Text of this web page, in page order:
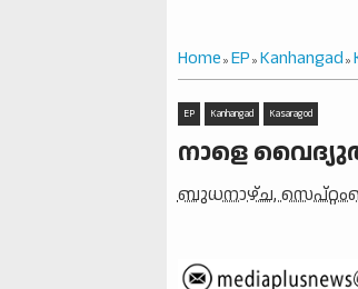
Home » EP » Kanhangad »
EP Kanhangad Kasaragod
നാളെ
ബുധനാഴ്‌ച,